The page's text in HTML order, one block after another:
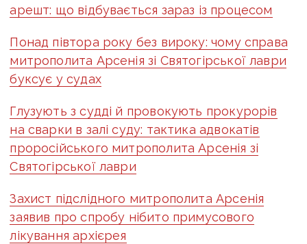
арешт: що відбувається зараз із процесом
Понад півтора року без вироку: чому справа
митрополита Арсенія зі Святогірської лаври
буксує у судах
Глузують з судді й провокують прокурорів
на сварки в залі суду: тактика адвокатів
проросійського митрополита Арсенія зі
Святогірської лаври
Захист підслідного митрополита Арсенія
заявив про спробу нібито примусового
лікування архієрея